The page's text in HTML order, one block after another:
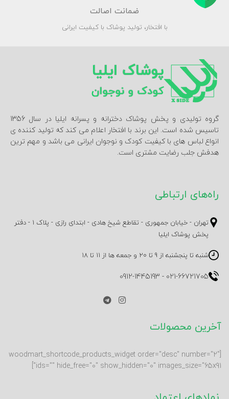
ضمانت اصالت
با افتخار، تولید پوشاک با کیفیت ایرانی
گروه تولیدی و پخش پوشاک دخترانه و پسرانه ایلیا در سال 1356
تاسیس شده است. این برند با افتخار اعلام می کند که تولید کننده ی
انواع لباس های با کیفیت کودک و نوجوان ایرانی می باشد و مهم ترین
هدفش جلب رضایت مشتری است.
راه‌های ارتباطی
تهران - خیابان جمهوری - تقاطع شیخ هادی - ابتدای رازی - پلاک 1 - دفتر
پخش پوشاک ایلیا
شنبه تا پنجشنبه از 9 تا 20 و جمعه ها از 11 تا 18
021-66721705
-
0912-1445193
آخرین محصولات
[woodmart_shortcode_products_widget order="desc" number="2"
ids="" hide_free="0" show_hidden="0" images_size="65x91"]